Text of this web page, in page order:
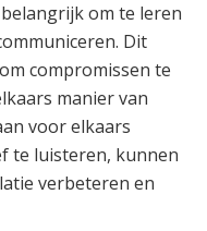
om te leren
Dit
compromissen te
manier van
voor elkaars
te luisteren, kunnen
verbeteren en